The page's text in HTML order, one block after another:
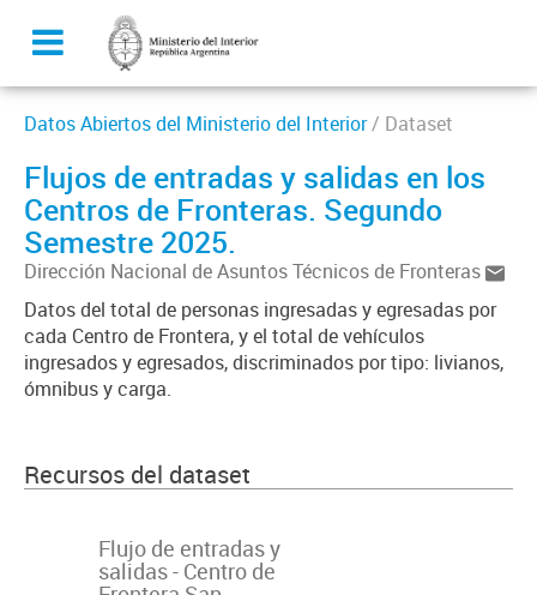
Datos Abiertos del Ministerio del Interior/ Dataset
Flujos de entradas y salidas en los
Centros de Fronteras. Segundo
Semestre 2025.
Dirección Nacional de Asuntos Técnicos de Fronteras
Datos del total de personas ingresadas y egresadas por
cada Centro de Frontera, y el total de vehículos
ingresados y egresados, discriminados por tipo: livianos,
ómnibus y carga.
Recursos del dataset
Flujo de entradas y
salidas - Centro de